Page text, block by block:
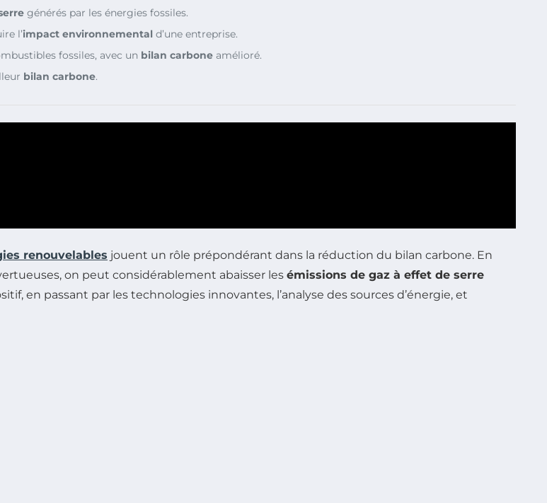
générés par les énergies fossiles.
l’impact environnemental d’une entreprise.
fossiles, avec un bilan carbone amélioré.
bilan carbone.
renouvelables jouent un rôle prépondérant dans la réduction du bilan carbone. En
on peut considérablement abaisser les émissions de gaz à effet de serre
en passant par les technologies innovantes, l’analyse des sources d’énergie, et